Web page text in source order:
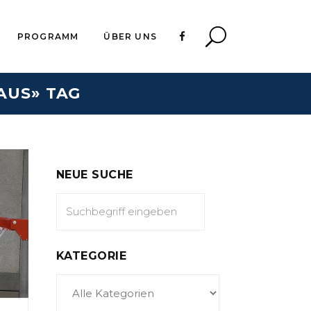
PROGRAMM ÜBER UNS
TAG
NEUE SUCHE
KATEGORIE